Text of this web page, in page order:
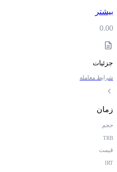
بیشتر
0.00
جزئیات
شرایط معامله
زمان
حجم
TRB
قیمت
IRT